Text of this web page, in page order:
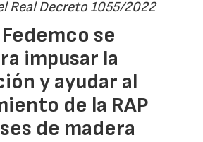
Real Decreto 1055/2022
se
impusar la
y ayudar al
de la RAP
de madera